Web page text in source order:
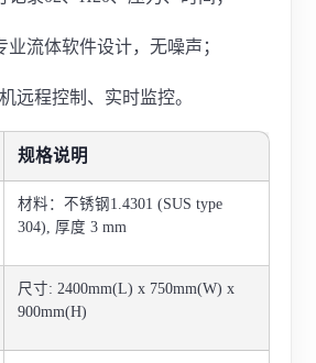
业流体软件设计，无噪声；
远程控制、实时监控。
规格说明
材料：不锈钢1.4301 (SUS type
304), 厚度 3 mm
尺寸: 2400mm(L) x 750mm(W) x
900mm(H)